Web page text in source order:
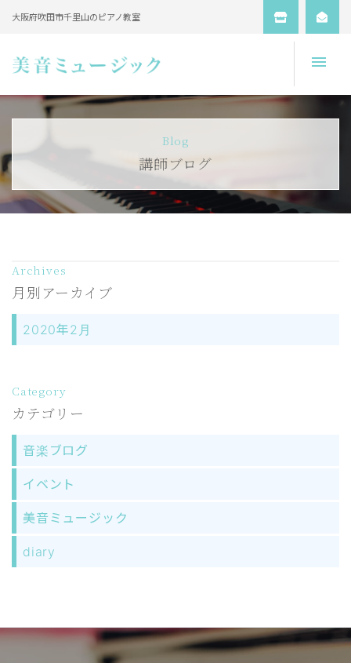
大阪府吹田市千里山のピアノ教室
Blog
講師ブログ
Archives
月別アーカイブ
2020年2月
Category
カテゴリー
音楽ブログ
イベント
美音ミュージック
diary